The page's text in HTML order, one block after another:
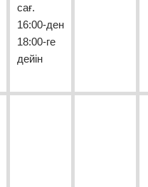
сағ.
16:00-ден
18:00-ге
дейін